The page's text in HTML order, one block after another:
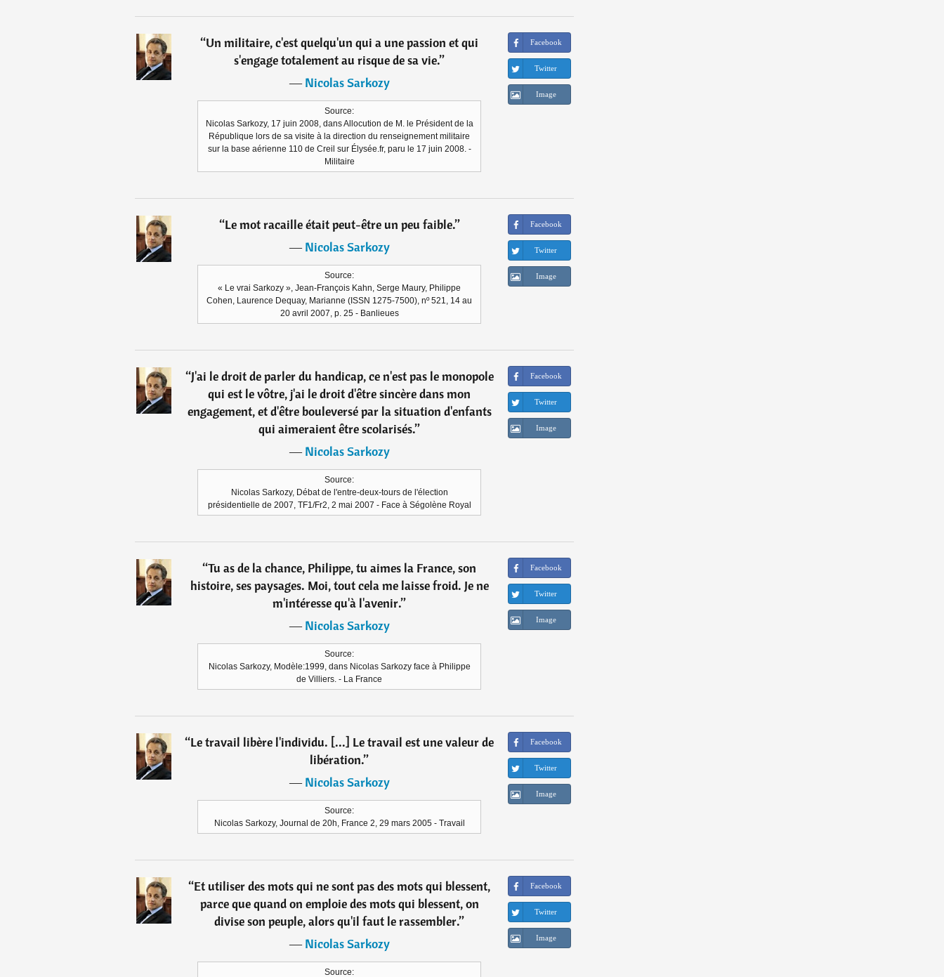
“Un militaire, c'est quelqu'un qui a une passion et qui
s'engage totalement au risque de sa vie.”
―Nicolas Sarkozy
Source:
Nicolas Sarkozy, 17 juin 2008, dans Allocution de M. le Président de la
République lors de sa visite à la direction du renseignement militaire
sur la base aérienne 110 de Creil sur Élysée.fr, paru le 17 juin 2008. -
Militaire
Facebook
Twitter
Image
“Le mot racaille était peut-être un peu faible.”
―Nicolas Sarkozy
Source:
« Le vrai Sarkozy », Jean-François Kahn, Serge Maury, Philippe
Cohen, Laurence Dequay, Marianne (ISSN 1275-7500), nº 521, 14 au
20 avril 2007, p. 25 - Banlieues
Facebook
Twitter
Image
“J'ai le droit de parler du handicap, ce n'est pas le monopole
qui est le vôtre, j'ai le droit d'être sincère dans mon
engagement, et d'être bouleversé par la situation d'enfants
qui aimeraient être scolarisés.”
―Nicolas Sarkozy
Source:
Nicolas Sarkozy, Débat de l'entre-deux-tours de l'élection
présidentielle de 2007, TF1/Fr2, 2 mai 2007 - Face à Ségolène Royal
Facebook
Twitter
Image
“Tu as de la chance, Philippe, tu aimes la France, son
histoire, ses paysages. Moi, tout cela me laisse froid. Je ne
m'intéresse qu'à l'avenir.”
―Nicolas Sarkozy
Source:
Nicolas Sarkozy, Modèle:1999, dans Nicolas Sarkozy face à Philippe
de Villiers. - La France
Facebook
Twitter
Image
“Le travail libère l'individu. [...] Le travail est une valeur de
libération.”
―Nicolas Sarkozy
Source:
Nicolas Sarkozy, Journal de 20h, France 2, 29 mars 2005 - Travail
Facebook
Twitter
Image
“Et utiliser des mots qui ne sont pas des mots qui blessent,
parce que quand on emploie des mots qui blessent, on
divise son peuple, alors qu'il faut le rassembler.”
―Nicolas Sarkozy
Source:
Facebook
Twitter
Image